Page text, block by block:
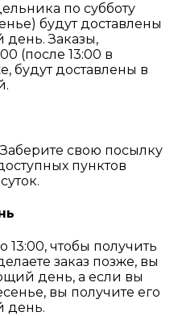
по субботу
будут доставлены
Заказы,
(после 13:00 в
будут доставлены в
свою посылку
пунктов
чтобы получить
заказ позже, вы
день, а если вы
вы получите его
день.